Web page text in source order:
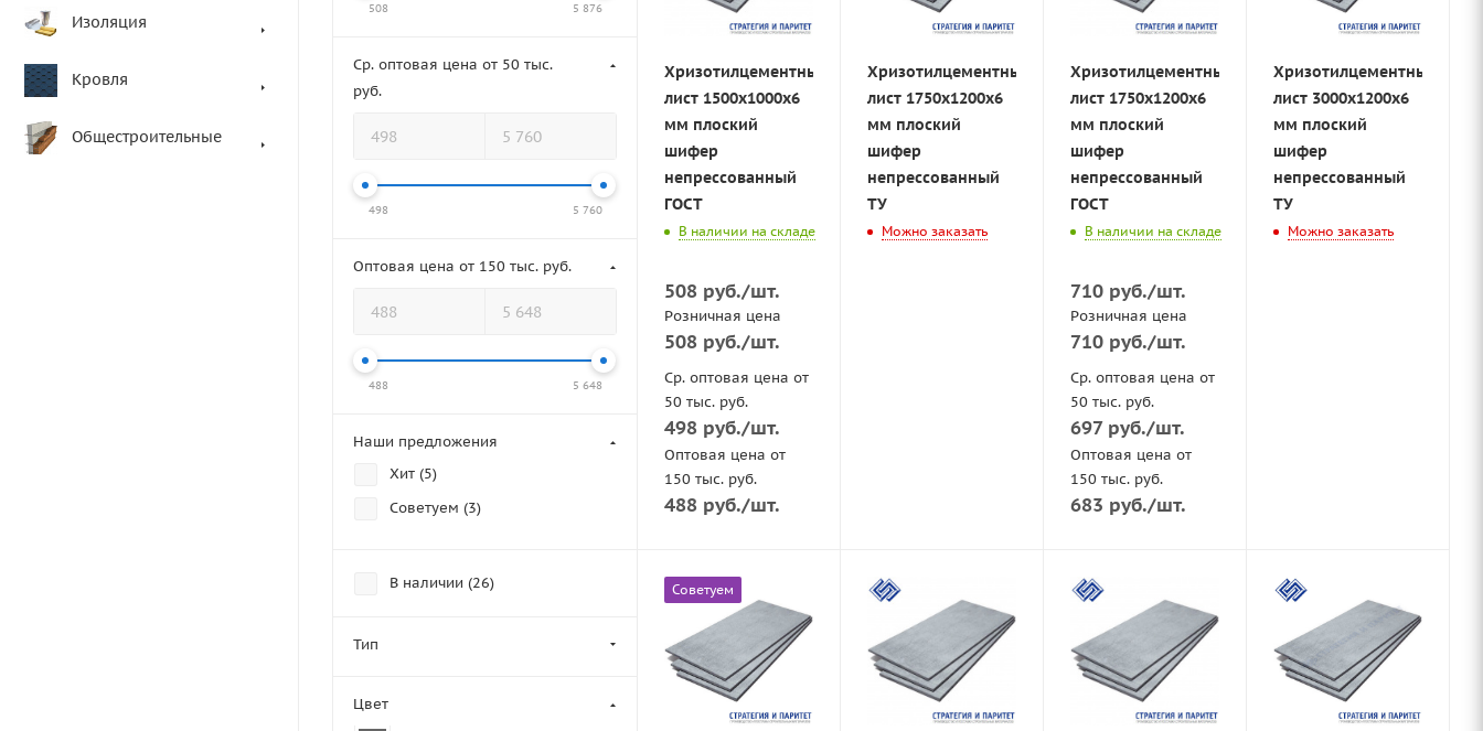
Изоляция
Кровля
Общестроительные
Хризотилцементный
лист 1500х1000х6
мм плоский
шифер
непрессованный
ГОСТ
В наличии на складе
508 руб./шт.
Розничная цена
508 руб./шт.
Ср. оптовая цена от
50 тыс. руб.
498 руб./шт.
Оптовая цена от
150 тыс. руб.
488 руб./шт.
Хризотилцементный
лист 1750х1200х6
мм плоский
шифер
непрессованный
ТУ
Можно заказать
Хризотилцементный
лист 1750х1200х6
мм плоский
шифер
непрессованный
ГОСТ
В наличии на складе
710 руб./шт.
Розничная цена
710 руб./шт.
Ср. оптовая цена от
50 тыс. руб.
697руб./шт.
Оптовая цена от
150 тыс. руб.
683 руб./шт.
Хризотилцементный
лист 3000х1200х6
мм плоский
шифер
непрессованный
ТУ
Можно заказать
Советуем
508 5 876
Ср. оптовая цена от 50 тыс.
руб.
498 5 760
Оптовая цена от 150 тыс. руб.
488 5 648
Наши предложения
Хит (5)
Советуем (3)
В наличии (26)
Тип
Цвет